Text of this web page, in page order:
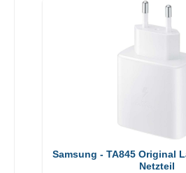
Samsung - TA845 Original
Netzteil